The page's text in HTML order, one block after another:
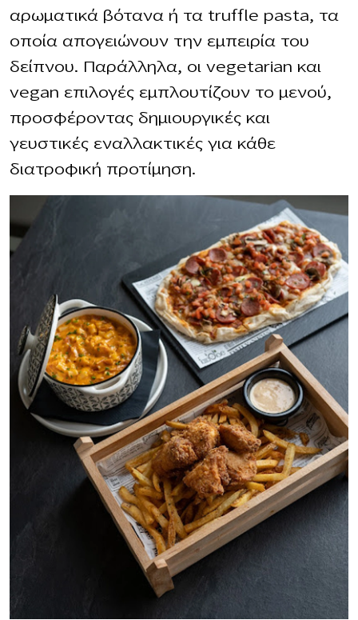
αρωματικά βότανα ή τα truffle pasta, τα
οποία απογειώνουν την εμπειρία του
δείπνου. Παράλληλα, οι vegetarian και
vegan επιλογές εμπλουτίζουν το μενού,
προσφέροντας δημιουργικές και
γευστικές εναλλακτικές για κάθε
διατροφική προτίμηση.